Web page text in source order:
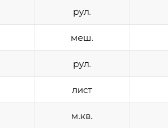
рул.
меш.
рул.
лист
м.кв.